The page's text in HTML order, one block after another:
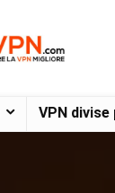
VPN divise